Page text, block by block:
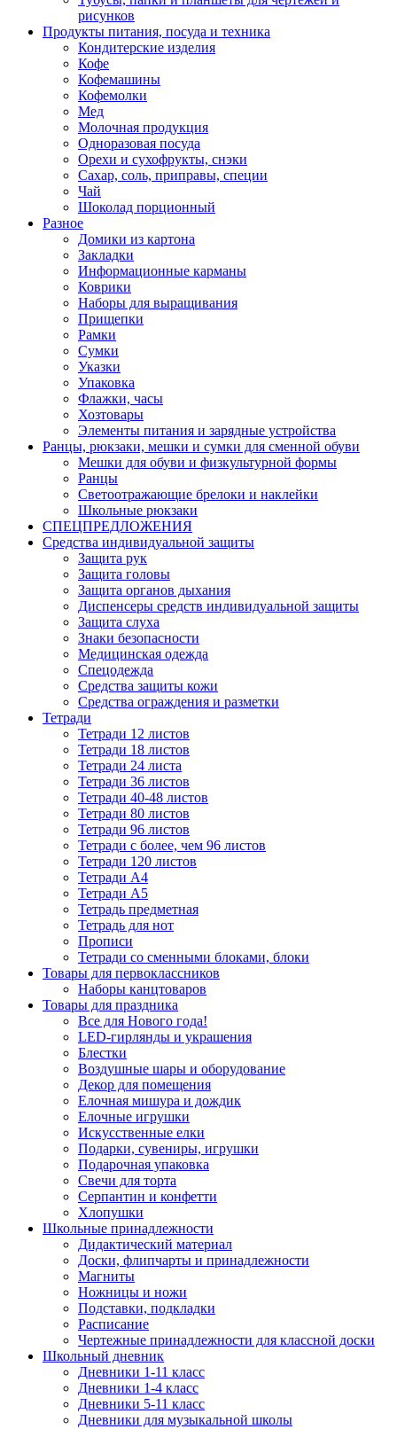
рисунков
Продукты питания, посуда и техника
Кондитерские изделия
Кофе
Кофемашины
Кофемолки
Мед
Молочная продукция
Одноразовая посуда
Орехи и сухофрукты, снэки
Сахар, соль, приправы, специи
Чай
Шоколад порционный
Разное
Домики из картона
Закладки
Информационные карманы
Коврики
Наборы для выращивания
Прищепки
Рамки
Сумки
Указки
Упаковка
Флажки, часы
Хозтовары
Элементы питания и зарядные устройства
Ранцы, рюкзаки, мешки и сумки для сменной обуви
Мешки для обуви и физкультурной формы
Ранцы
Светоотражающие брелоки и наклейки
Школьные рюкзаки
СПЕЦПРЕДЛОЖЕНИЯ
Средства индивидуальной защиты
Защита рук
Защита головы
Защита органов дыхания
Диспенсеры средств индивидуальной защиты
Защита слуха
Знаки безопасности
Медицинская одежда
Спецодежда
Средства защиты кожи
Средства ограждения и разметки
Тетради
Тетради 12 листов
Тетради 18 листов
Тетради 24 листа
Тетради 36 листов
Тетради 40-48 листов
Тетради 80 листов
Тетради 96 листов
Тетради с более, чем 96 листов
Тетради 120 листов
Тетради А4
Тетради А5
Тетрадь предметная
Тетрадь для нот
Прописи
Тетради со сменными блоками, блоки
Товары для первоклассников
Наборы канцтоваров
Товары для праздника
Все для Нового года!
LED-гирлянды и украшения
Блестки
Воздушные шары и оборудование
Декор для помещения
Елочная мишура и дождик
Елочные игрушки
Искусственные елки
Подарки, сувениры, игрушки
Подарочная упаковка
Свечи для торта
Серпантин и конфетти
Хлопушки
Школьные принадлежности
Дидактический материал
Доски, флипчарты и принадлежности
Магниты
Ножницы и ножи
Подставки, подкладки
Расписание
Чертежные принадлежности для классной доски
Школьный дневник
Дневники 1-11 класс
Дневники 1-4 класс
Дневники 5-11 класс
Дневники для музыкальной школы